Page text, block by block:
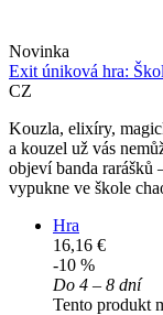
Novinka
Exit úniková hra:
CZ
Kouzla, elixíry,
a kouzel už vás
objeví banda rarášků
vypukne ve škole
Hra
16,16 €
-10 %
Do 4 – 8 dní
Tento produkt